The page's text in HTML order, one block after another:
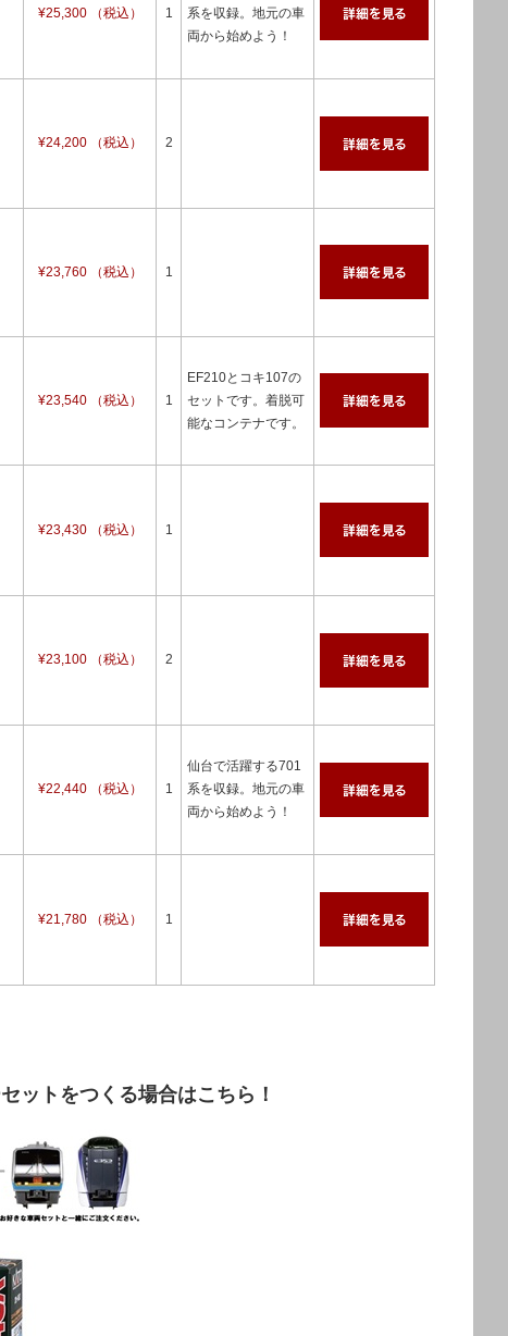
¥25,300 （税込） 1
系を収録。地元の車
両から始めよう！
¥24,200 （税込） 2
¥23,760 （税込） 1
¥23,540 （税込） 1
EF210とコキ107の
セットです。着脱可
能なコンテナです。
¥23,430 （税込） 1
¥23,100 （税込） 2
¥22,440 （税込） 1
仙台で活躍する701
系を収録。地元の車
両から始めよう！
¥21,780 （税込） 1
ットをつくる場合はこちら！